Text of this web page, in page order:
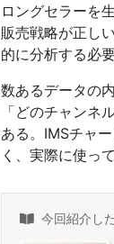
ロングセラーを
販売戦略が正し
的に分析する必
数あるデータの
「どのチャンネ
ある。IMSチャ
く、実際に使っ
今回紹介し